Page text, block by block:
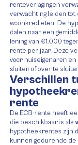
renteverlagingen
verwachting leiden tot
woonkredieten. De
dalen naar een
lening van €1.000
rente per jaar. Deze
voor huiseigenaren
sluiten of over te
Verschillen
rente
De ECB-rente heeft
die beschikbaar is als
hypotheekrentes zijn
kunnen gedurende